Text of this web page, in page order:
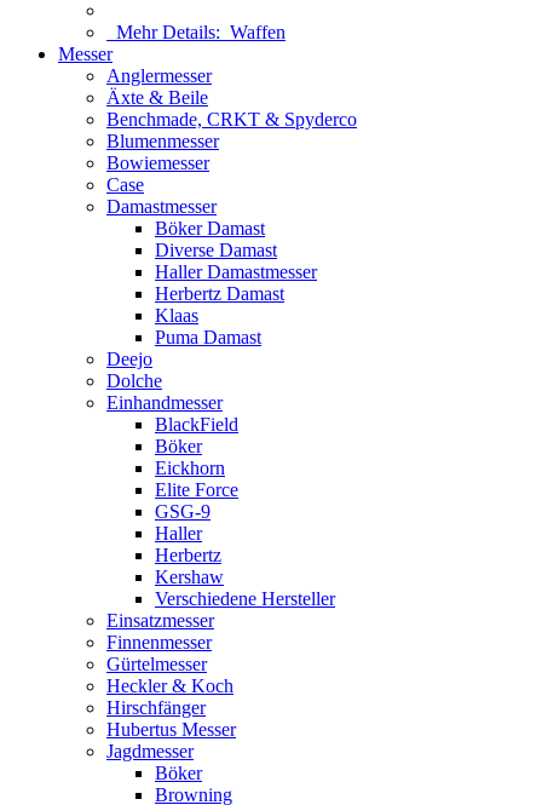
Mehr Details: Waffen
Messer
Anglermesser
Äxte & Beile
Benchmade, CRKT & Spyderco
Blumenmesser
Bowiemesser
Case
Damastmesser
Böker Damast
Diverse Damast
Haller Damastmesser
Herbertz Damast
Klaas
Puma Damast
Deejo
Dolche
Einhandmesser
BlackField
Böker
Eickhorn
Elite Force
GSG-9
Haller
Herbertz
Kershaw
Verschiedene Hersteller
Einsatzmesser
Finnenmesser
Gürtelmesser
Heckler & Koch
Hirschfänger
Hubertus Messer
Jagdmesser
Böker
Browning